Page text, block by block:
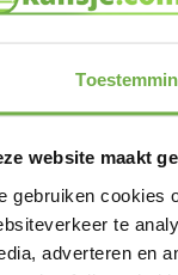
website maakt
gebruiken cookies
te
adverteren en